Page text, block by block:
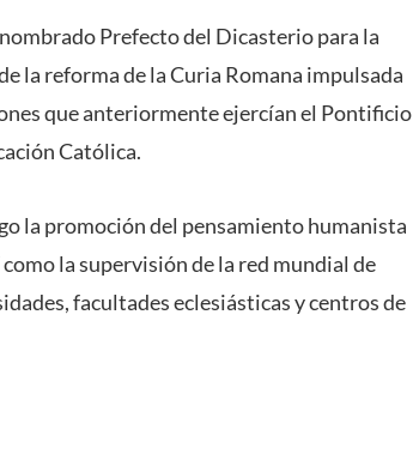
Prefecto del Dicasterio para la
la reforma de la Curia Romana impulsada
que anteriormente ejercían el Pontificio
Católica.
la promoción del pensamiento humanista
la supervisión de la red mundial de
facultades eclesiásticas y centros de